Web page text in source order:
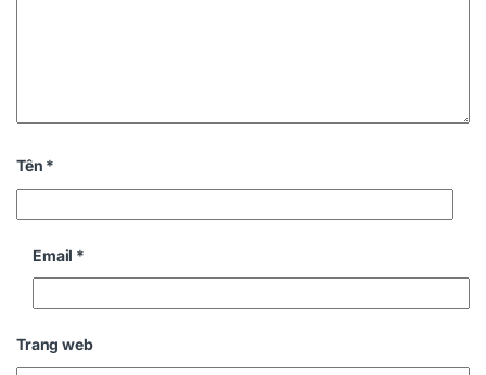
Tên *
Email *
Trang web